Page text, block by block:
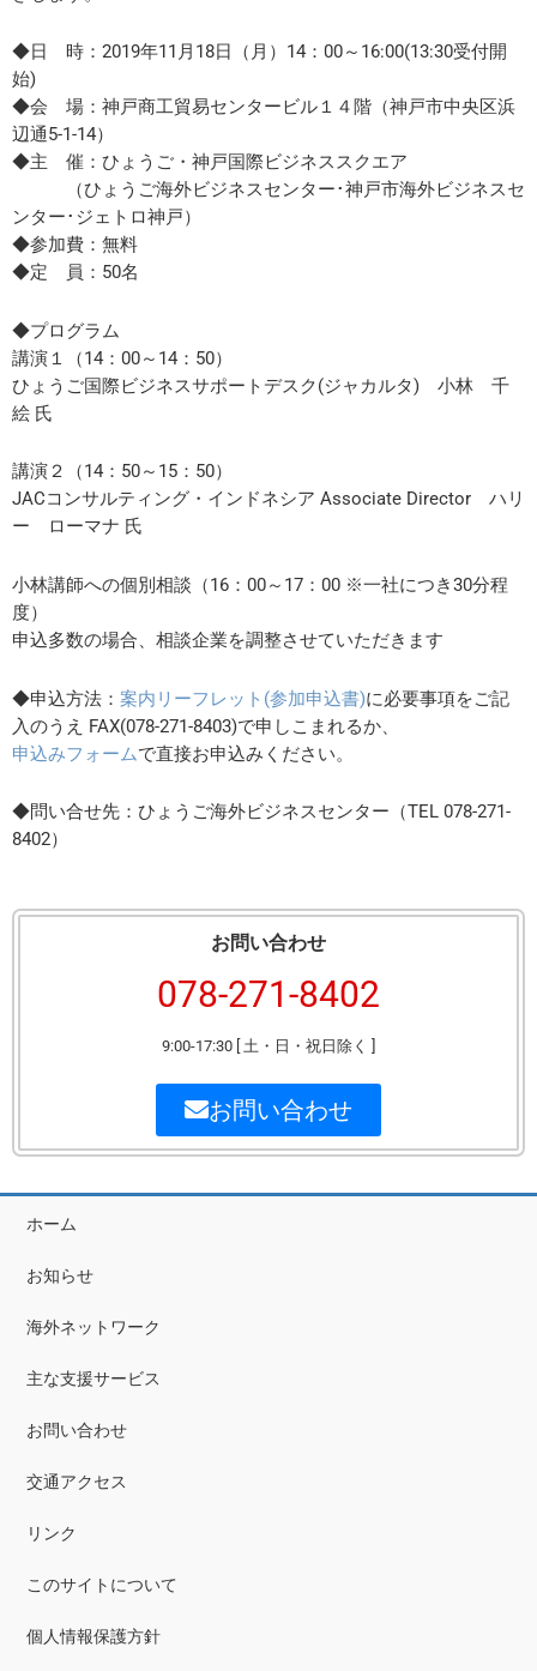
◆日 時：2019年11月18日（月）14：00～16:00(13:30受付開
始)
◆会 場：神戸商工貿易センタービル１４階（神戸市中央区浜
辺通5-1-14）
◆主 催：ひょうご・神戸国際ビジネススクエア
（ひょうご海外ビジネスセンター･神戸市海外ビジネスセ
ンター･ジェトロ神戸）
◆参加費：無料
◆定 員：50名
◆プログラム
講演１（14：00～14：50）
ひょうご国際ビジネスサポートデスク(ジャカルタ) 小林 千
絵 氏
講演２（14：50～15：50）
JACコンサルティング・インドネシア Associate Director ハリ
ー ローマナ 氏
小林講師への個別相談（16：00～17：00 ※一社につき30分程
度）
申込多数の場合、相談企業を調整させていただきます
◆申込方法： 案内リーフレット(参加申込書)に必要事項をご記
入のうえ FAX(078-271-8403)で申しこまれるか、
申込みフォームで直接お申込みください。
◆問い合せ先：ひょうご海外ビジネスセンター（TEL 078-271-
8402）
お問い合わせ
078-271-8402
9:00-17:30 [ 土・日・祝日除く ]
お問い合わせ
ホーム
お知らせ
海外ネットワーク
主な支援サービス
お問い合わせ
交通アクセス
リンク
このサイトについて
個人情報保護方針